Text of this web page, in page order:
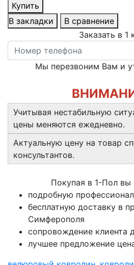
Купить
В закладки
В сравнение
Заказать в 1
Мы перезвоним Вам и
Учитывая нестабильную
цены меняются ежедневно.
Актуальную цену на товар
консультантов.
Покупая в 1-Пол вы
подробную
бесплатную доставку в
Симферополя
сопровождение клиента
лучшее предложение